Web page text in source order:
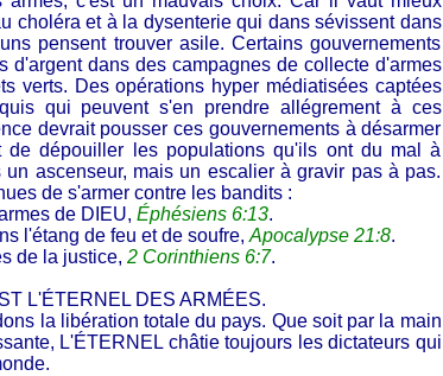
choléra et à la dysenterie qui dans sévissent dans
pensent trouver asile. Certains gouvernements
d'argent dans des campagnes de collecte d'armes
verts. Des opérations hyper médiatisées captées
qui peuvent s'en prendre allégrement à ces
devrait pousser ces gouvernements à désarmer
de dépouiller les populations qu'ils ont du mal à
un ascenseur, mais un escalier à gravir pas à pas.
de s'armer contre les bandits :
de DIEU, Éphésiens 6:13.
l'étang de feu et de soufre, Apocalypse 21:8.
de la justice, 2 Corinthiens 6:7.
L'ÉTERNEL DES ARMÉES.
la libération totale du pays. Que soit par la main
L'ÉTERNEL châtie toujours les dictateurs qui